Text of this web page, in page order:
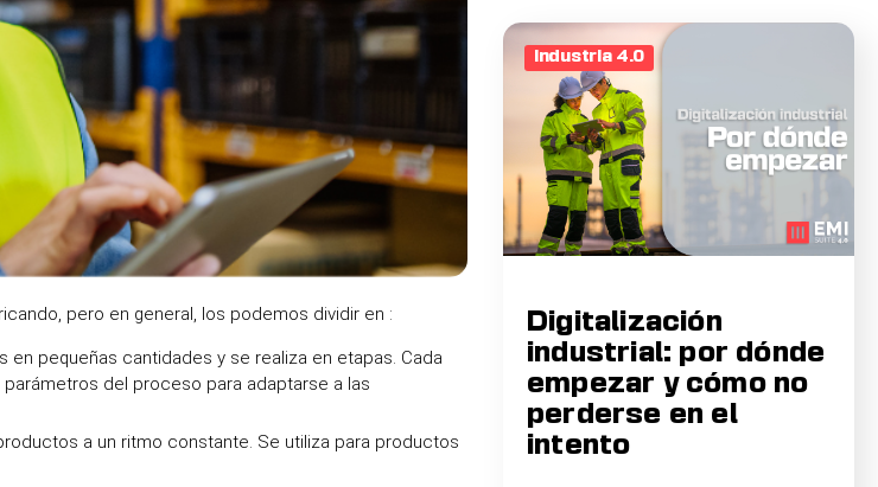
pero en general, los podemos dividir en :
pequeñas cantidades y se realiza en etapas. Cada
del proceso para adaptarse a las
a un ritmo constante. Se utiliza para productos
Industria 4.0
Digitalización
industrial: por dónde
empezar y cómo no
perderse en el
intento